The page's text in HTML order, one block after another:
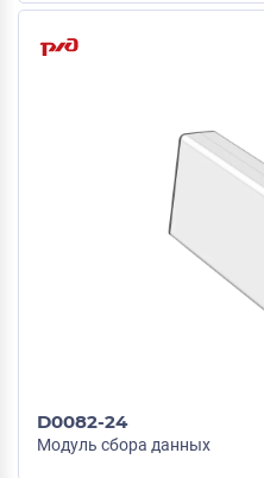
D0082-24
Модуль сбора данных